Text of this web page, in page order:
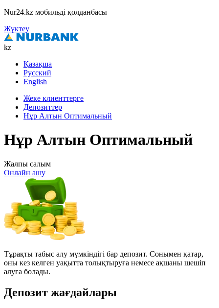
Nur24.kz мобильді қолданбасы
Жүктеу
kz
Қазақша
Русский
English
Жеке клиенттерге
Депозиттер
Нұр Алтын Оптимальный
Нұр Алтын Оптимальный
Жалпы салым
Онлайн ашу
Тұрақты табыс алу мүмкіндігі бар депозит. Сонымен қатар,
оны кез келген уақытта толықтыруға немесе ақшаны шешіп
алуға болады.
Депозит жағдайлары